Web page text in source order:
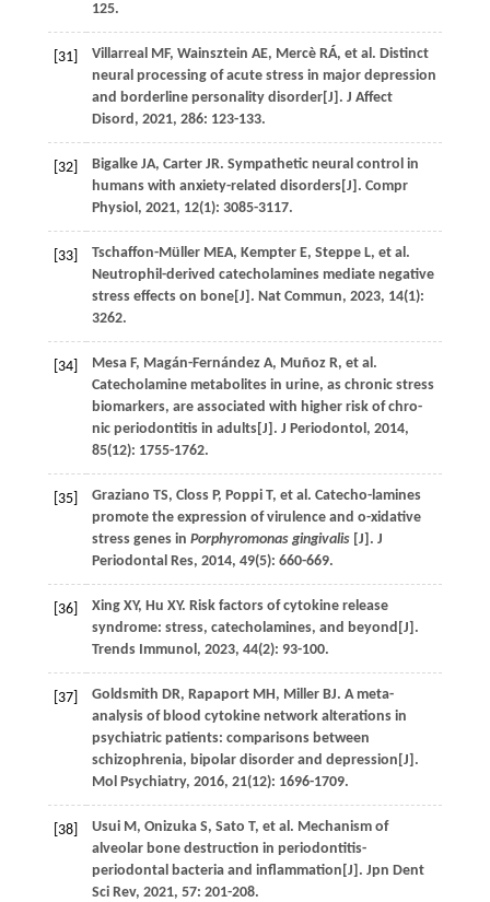
125.
[31] Villarreal MF, Wainsztein AE, Mercè RÁ, et al. Distinct
neural processing of acute stress in major depression
and borderline personality disorder[J]. J Affect
Disord, 2021, 286: 123-133.
[32] Bigalke JA, Carter JR. Sympathetic neural control in
humans with anxiety-related disorders[J]. Compr
Physiol, 2021, 12(1): 3085-3117.
[33] Tschaffon-Müller MEA, Kempter E, Steppe L, et al.
Neutrophil-derived catecholamines mediate negative
stress effects on bone[J]. Nat Commun, 2023, 14(1):
3262.
[34] Mesa F, Magán-Fernández A, Muñoz R, et al.
Catecholamine metabolites in urine, as chronic stress
biomarkers, are associated with higher risk of chro-
nic periodontitis in adults[J]. J Periodontol, 2014,
85(12): 1755-1762.
[35] Graziano TS, Closs P, Poppi T, et al. Catecho-lamines
promote the expression of virulence and o-xidative
stress genes in Porphyromonas gingivalis[J]. J
Periodontal Res, 2014, 49(5): 660-669.
[36] Xing XY, Hu XY. Risk factors of cytokine release
syndrome: stress, catecholamines, and beyond[J].
Trends Immunol, 2023, 44(2): 93-100.
[37] Goldsmith DR, Rapaport MH, Miller BJ. A meta-
analysis of blood cytokine network alterations in
psychiatric patients: comparisons between
schizophrenia, bipolar disorder and depression[J].
Mol Psychiatry, 2016, 21(12): 1696-1709.
[38] Usui M, Onizuka S, Sato T, et al. Mechanism of
alveolar bone destruction in periodontitis-
periodontal bacteria and inflammation[J]. Jpn Dent
Sci Rev, 2021, 57: 201-208.